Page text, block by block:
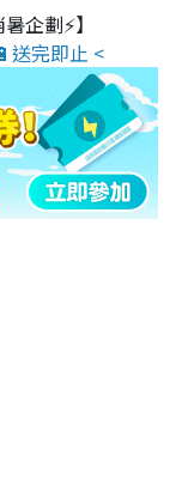
企劃⚡】
送完即止 <